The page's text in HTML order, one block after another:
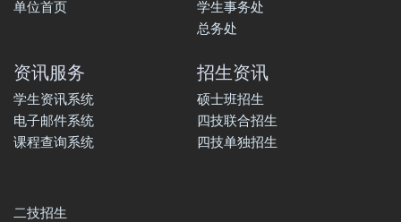
单位首页
学生事务处
总务处
资讯服务
学生资讯系统
电子邮件系统
课程查询系统
招生资讯
硕士班招生
四技联合招生
四技单独招生
二技招生